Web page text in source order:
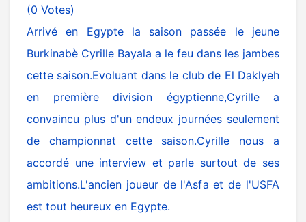
(0 Votes)
Arrivé en Egypte la saison passée le jeune
Burkinabè Cyrille Bayala a le feu dans les jambes
cette saison.Evoluant dans le club de El Daklyeh
en première division égyptienne,Cyrille a
convaincu plus d'un endeux journées seulement
de championnat cette saison.Cyrille nous a
accordé une interview et parle surtout de ses
ambitions.L'ancien joueur de l'Asfa et de l'USFA
est tout heureux en Egypte.